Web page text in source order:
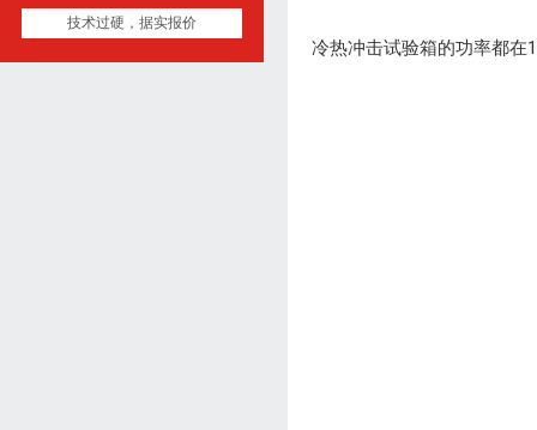
技术过硬，据实报价
冷热冲击试验箱的功率都在